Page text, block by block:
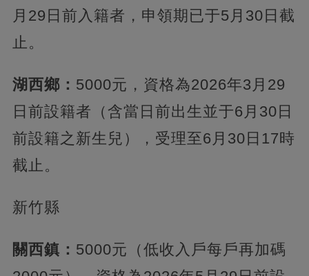
月29日前入籍者，申領期已于5月30日截
止。
湖西鄉： 5000元，資格為2026年3月29
日前設籍者（含當日前出生並于6月30日
前設籍之新生兒），受理至6月30日17時
截止。
新竹縣
關西鎮： 5000元（低收入戶每戶再加碼